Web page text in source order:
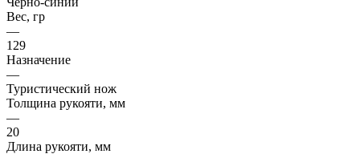
Вес, гр
—
129
Назначение
—
Туристический нож
Толщина рукояти, мм
—
20
Длина рукояти, мм